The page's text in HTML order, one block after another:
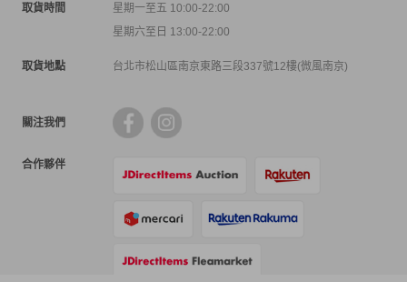
取貨時間
星期一至五 10:00-22:00
星期六至日 13:00-22:00
取貨地點 台北市松山區南京東路三段337號12樓(微風南京)
關注我們
合作夥伴